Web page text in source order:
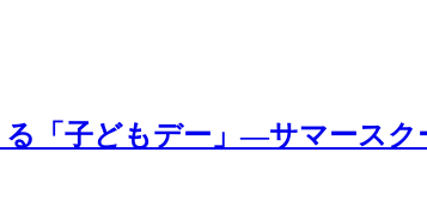
「子どもデー」―サマース